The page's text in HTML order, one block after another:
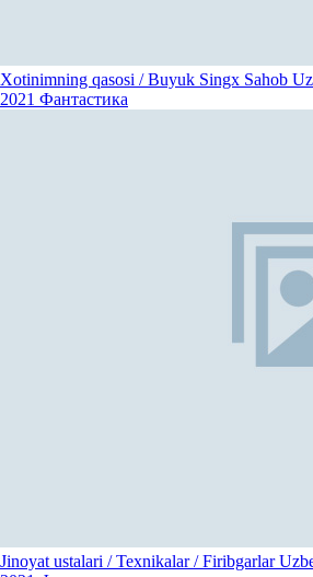
Xotinimning qasosi / Buyuk Singx Sahob
2021 Фантастика
Jinoyat ustalari / Texnikalar / Firibgarlar